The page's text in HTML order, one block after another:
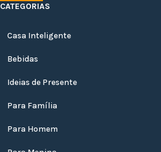
CATEGORIAS
Casa Inteligente
Bebidas
Ideias de Presente
Para Família
Para Homem